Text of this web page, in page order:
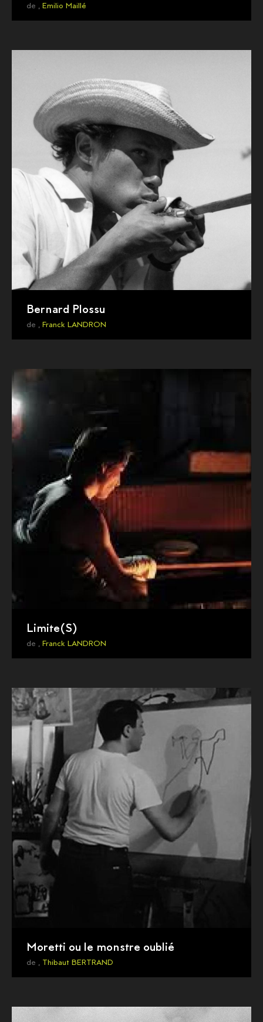
de , Emilio Maillé
Bernard Plossu
de , Franck LANDRON
Limite(S)
de , Franck LANDRON
Moretti ou le monstre oublié
de , Thibaut BERTRAND